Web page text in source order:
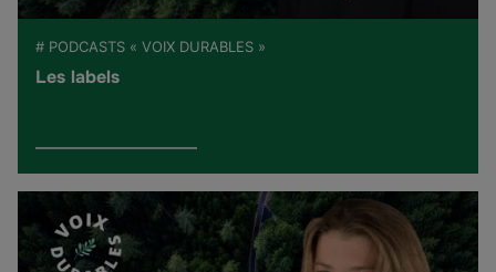
# PODCASTS « VOIX DURABLES »
Les labels